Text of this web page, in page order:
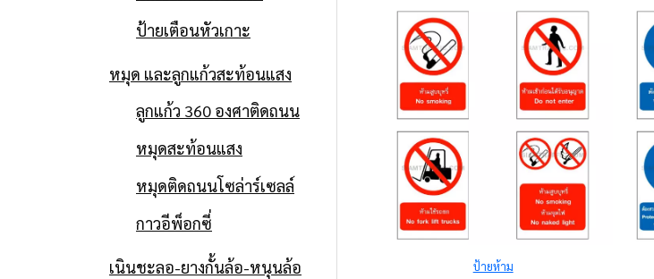
ป้ายเตือนหัวเกาะ
หมุด และลูกแก้วสะท้อนแสง
ลูกแก้ว 360 องศาติดถนน
หมุดสะท้อนแสง
หมุดติดถนนโซล่าร์เซลล์
กาวอีพ็อกซี่
เนินชะลอ-ยางกั้นล้อ-หนุนล้อ
ป้ายห้าม